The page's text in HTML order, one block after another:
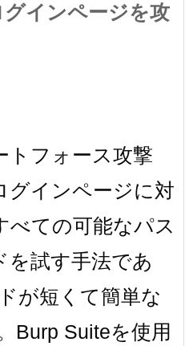
インページを攻
トフォース攻撃
グインページに対
べての可能なパス
を試す手法であ
が短くて簡単な
Burp Suiteを使用